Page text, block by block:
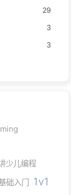
29
3
3
少儿编程
础入门 1v1